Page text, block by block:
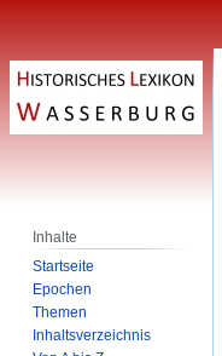
Inhalte
Startseite
Epochen
Themen
Inhaltsverzeichnis